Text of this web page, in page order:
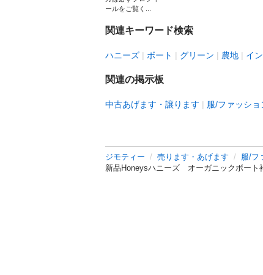
ールをご覧く...
関連キーワード検索
ハニーズ ボート グリーン 農地 イ
関連の掲示板
中古あげます・譲ります 服/ファッショ
ジモティー 売ります・あげます 服/フ
新品Honeysハニーズ オーガニックボー